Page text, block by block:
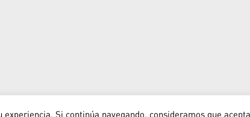
Si continúa navegando, consideramos que